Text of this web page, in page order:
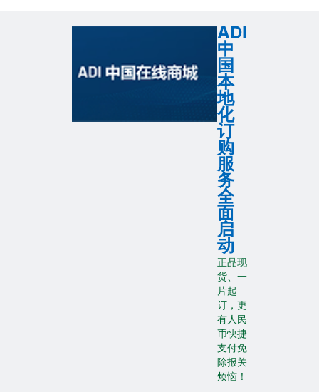
ADI
中
国
本
地
化
订
购
服
务
全
面
启
动
正品现
货、一
片起
订，更
有人民
币快捷
支付免
除报关
烦恼！